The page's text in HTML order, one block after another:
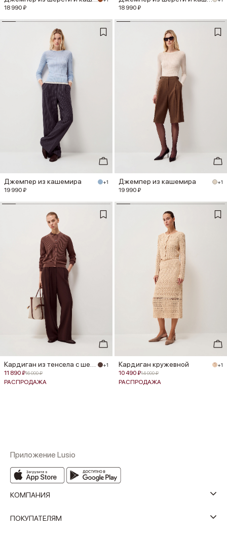
18 990 ₽ 18 990 ₽
Джемпер из кашемира +1
19 990 ₽
Джемпер из кашемира +1
19 990 ₽
+1
11 890 ₽16 990 ₽
РАСПРОДАЖА
Кардиган кружевной +1
10 490 ₽14 990 ₽
РАСПРОДАЖА
Приложение Lusio
КОМПАНИЯ
ПОКУПАТЕЛЯМ